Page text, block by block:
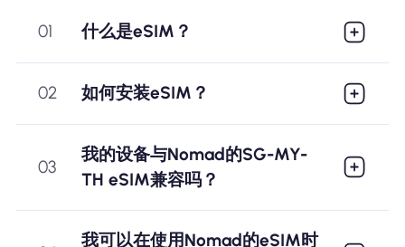
01 什么是eSIM？
02 如何安装eSIM？
03
我的设备与Nomad的SG-MY-
TH eSIM兼容吗？
我可以在使用Nomad的eSIM时